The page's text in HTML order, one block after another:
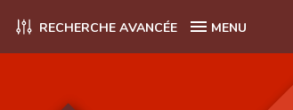
RECHERCHE AVANCÉE MENU